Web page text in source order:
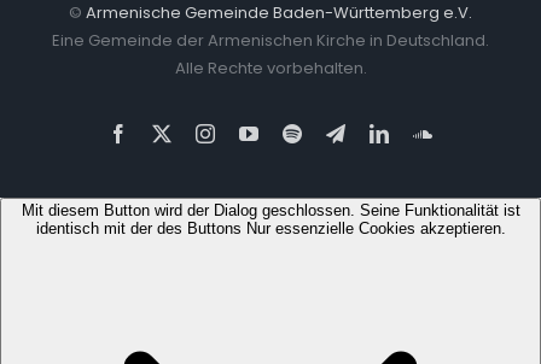
© Armenische Gemeinde Baden-Württemberg e.V.
Eine Gemeinde der Armenischen Kirche in Deutschland.
Alle Rechte vorbehalten.
Facebook InstagramYouTube
SpotifyTelegramLinkedInSoundCloud
Mit diesem Button wird der Dialog geschlossen. Seine Funktionalität ist
identisch mit der des Buttons Nur essenzielle Cookies akzeptieren.